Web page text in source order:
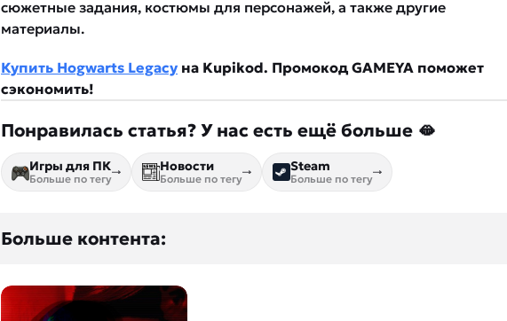
сюжетные задания, костюмы для персонажей, а также другие
материалы.
Купить Hogwarts Legacy на Kupikod. Промокод GAMEYA поможет
сэкономить!
Понравилась статья? У нас есть ещё больше 🫦
Игры для ПК
Больше по тегу
Новости
Больше по тегу
Steam
Больше по тегу
Больше контента: